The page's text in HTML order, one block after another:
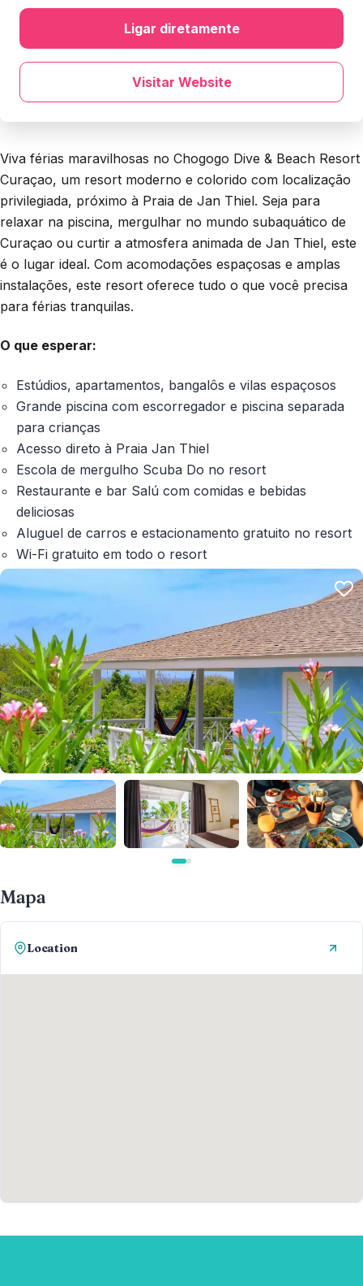
Viva férias maravilhosas no Chogogo Dive & Beach Resort
Curaçao, um resort moderno e colorido com localização
privilegiada, próximo à Praia de Jan Thiel. Seja para
relaxar na piscina, mergulhar no mundo subaquático de
Curaçao ou curtir a atmosfera animada de Jan Thiel, este
é o lugar ideal. Com acomodações espaçosas e amplas
instalações, este resort oferece tudo o que você precisa
para férias tranquilas.
O que esperar:
Estúdios, apartamentos, bangalôs e vilas espaçosos
Grande piscina com escorregador e piscina separada
para crianças
Acesso direto à Praia Jan Thiel
Escola de mergulho Scuba Do no resort
Restaurante e bar Salú com comidas e bebidas
deliciosas
Aluguel de carros e estacionamento gratuito no resort
Wi-Fi gratuito em todo o resort
Mapa
Location
Ligar diretamente
Visitar Website